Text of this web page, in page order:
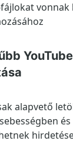
vonnak
alapvető